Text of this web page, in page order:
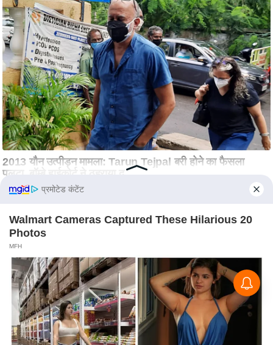
प्रमोटेड कंटेंट
Walmart Cameras Captured These Hilarious 20
Photos
MFH